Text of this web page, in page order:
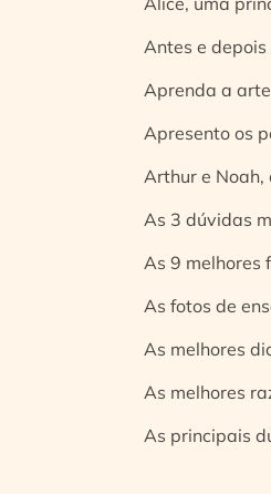
Antes e
Aprenda a
Apresento os
Arthur e Noah,
As 3 dúvidas
As 9 melhores
As fotos de
As melhores
As melhores
As principais